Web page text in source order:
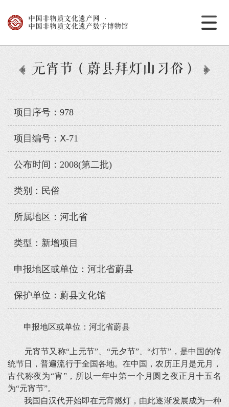
中国非物质文化遗产网
·
中国非物质文化遗产数字博物馆
元宵节（蔚县拜灯山习俗）
项目序号：978
项目编号：Ⅹ-71
公布时间：2008(第二批)
类别：民俗
所属地区：河北省
类型：新增项目
申报地区或单位：河北省蔚县
保护单位：蔚县文化馆
申报地区或单位：河北省蔚县
元宵节又称“上元节”、“元夕节”、“灯节”，是中国的传
统节日，普遍流行于全国各地。在中国，农历正月是元月，
古代称夜为“宵”，所以一年中第一个月圆之夜正月十五名
为“元宵节”。
我国自汉代开始即在元宵燃灯，由此逐渐发展成为一种